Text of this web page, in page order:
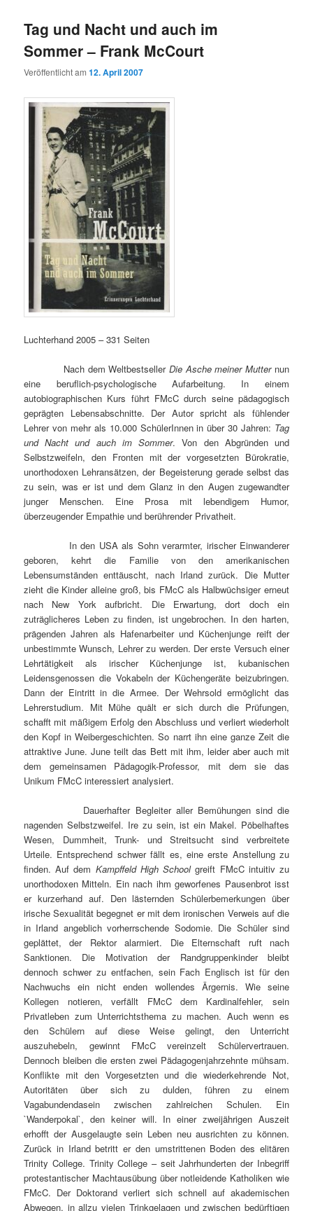
Tag und Nacht und auch im
Sommer – Frank McCourt
Veröffentlicht am12. April 2007
Luchterhand 2005 – 331 Seiten
Nach dem WeltbestsellerDie Asche meiner Mutternun
eine beruflich-psychologische Aufarbeitung. In einem
autobiographischen Kurs führt FMcC durch seine pädagogisch
geprägten Lebensabschnitte. Der Autor spricht als fühlender
Lehrer von mehr als 10.000 SchülerInnen in über 30 Jahren: Tag
und Nacht und auch im Sommer. Von den Abgründen und
Selbstzweifeln, den Fronten mit der vorgesetzten Bürokratie,
unorthodoxen Lehransätzen, der Begeisterung gerade selbst das
zu sein, was er ist und dem Glanz in den Augen zugewandter
junger Menschen. Eine Prosa mit lebendigem Humor,
überzeugender Empathie und berührender Privatheit.
In den USA als Sohn verarmter, irischer Einwanderer
geboren, kehrt die Familie von den amerikanischen
Lebensumständen enttäuscht, nach Irland zurück. Die Mutter
zieht die Kinder alleine groß, bis FMcC als Halbwüchsiger erneut
nach New York aufbricht. Die Erwartung, dort doch ein
zuträglicheres Leben zu finden, ist ungebrochen. In den harten,
prägenden Jahren als Hafenarbeiter und Küchenjunge reift der
unbestimmte Wunsch, Lehrer zu werden. Der erste Versuch einer
Lehrtätigkeit als irischer Küchenjunge ist, kubanischen
Leidensgenossen die Vokabeln der Küchengeräte beizubringen.
Dann der Eintritt in die Armee. Der Wehrsold ermöglicht das
Lehrerstudium. Mit Mühe quält er sich durch die Prüfungen,
schafft mit mäßigem Erfolg den Abschluss und verliert wiederholt
den Kopf in Weibergeschichten. So narrt ihn eine ganze Zeit die
attraktive June. June teilt das Bett mit ihm, leider aber auch mit
dem gemeinsamen Pädagogik-Professor, mit dem sie das
Unikum FMcC interessiert analysiert.
Dauerhafter Begleiter aller Bemühungen sind die
nagenden Selbstzweifel. Ire zu sein, ist ein Makel. Pöbelhaftes
Wesen, Dummheit, Trunk- und Streitsucht sind verbreitete
Urteile. Entsprechend schwer fällt es, eine erste Anstellung zu
finden. Auf dem Kampffeld High Schoolgreift FMcC intuitiv zu
unorthodoxen Mitteln. Ein nach ihm geworfenes Pausenbrot isst
er kurzerhand auf. Den lästernden Schülerbemerkungen über
irische Sexualität begegnet er mit dem ironischen Verweis auf die
in Irland angeblich vorherrschende Sodomie. Die Schüler sind
geplättet, der Rektor alarmiert. Die Elternschaft ruft nach
Sanktionen. Die Motivation der Randgruppenkinder bleibt
dennoch schwer zu entfachen, sein Fach Englisch ist für den
Nachwuchs ein nicht enden wollendes Ärgernis. Wie seine
Kollegen notieren, verfällt FMcC dem Kardinalfehler, sein
Privatleben zum Unterrichtsthema zu machen. Auch wenn es
den Schülern auf diese Weise gelingt, den Unterricht
auszuhebeln, gewinnt FMcC vereinzelt Schülervertrauen.
Dennoch bleiben die ersten zwei Pädagogenjahrzehnte mühsam.
Konflikte mit den Vorgesetzten und die wiederkehrende Not,
Autoritäten über sich zu dulden, führen zu einem
Vagabundendasein zwischen zahlreichen Schulen. Ein
`Wanderpokal`, den keiner will. In einer zweijährigen Auszeit
erhofft der Ausgelaugte sein Leben neu ausrichten zu können.
Zurück in Irland betritt er den umstrittenen Boden des elitären
Trinity College. Trinity College – seit Jahrhunderten der Inbegriff
protestantischer Machtausübung über notleidende Katholiken wie
FMcC. Der Doktorand verliert sich schnell auf akademischen
Abwegen, in allzu vielen Trinkgelagen und zwischen bedürftigen